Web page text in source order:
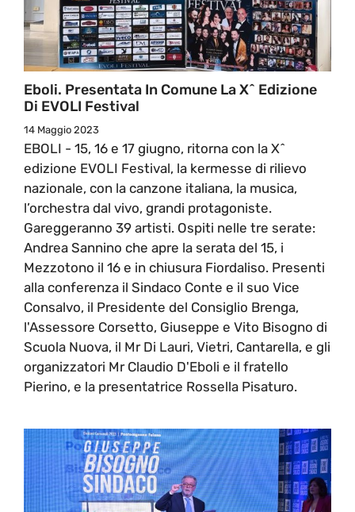
Eboli. Presentata In Comune La X^ Edizione
Di EVOLI Festival
14 Maggio 2023
EBOLI - 15, 16 e 17 giugno, ritorna con la X^
edizione EVOLI Festival, la kermesse di rilievo
nazionale, con la canzone italiana, la musica,
l’orchestra dal vivo, grandi protagoniste.
Gareggeranno 39 artisti. Ospiti nelle tre serate:
Andrea Sannino che apre la serata del 15, i
Mezzotono il 16 e in chiusura Fiordaliso. Presenti
alla conferenza il Sindaco Conte e il suo Vice
Consalvo, il Presidente del Consiglio Brenga,
l'Assessore Corsetto, Giuseppe e Vito Bisogno di
Scuola Nuova, il Mr Di Lauri, Vietri, Cantarella, e gli
organizzatori Mr Claudio D'Eboli e il fratello
Pierino, e la presentatrice Rossella Pisaturo.